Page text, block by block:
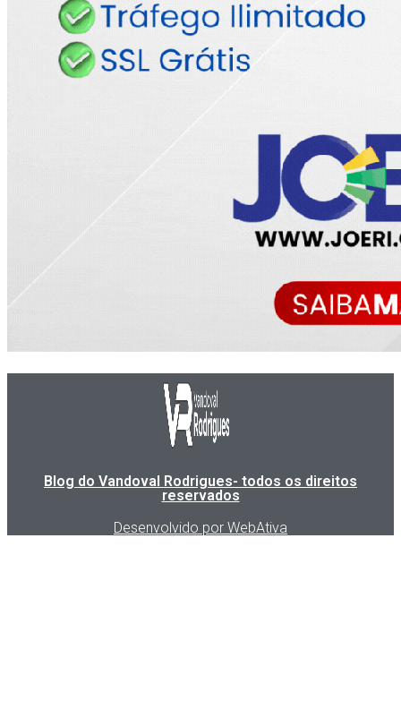
Blog do Vandoval Rodrigues- todos os direitos
reservados
Desenvolvido por WebAtiva